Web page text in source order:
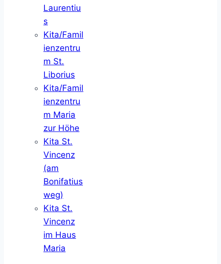
Laurentiu
s
Kita/Famil
ienzentru
m St.
Liborius
Kita/Famil
ienzentru
m Maria
zur Höhe
Kita St.
Vincenz
(am
Bonifatius
weg)
Kita St.
Vincenz
im Haus
Maria